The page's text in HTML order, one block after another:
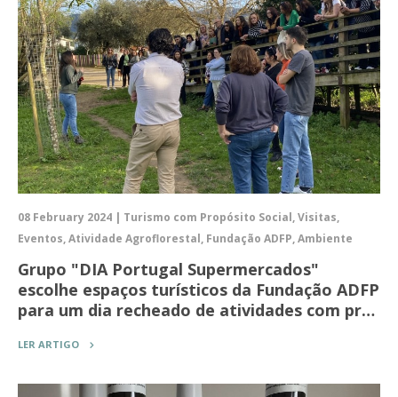
08 February 2024 | Turismo com Propósito Social, Visitas,
Eventos, Atividade Agroflorestal, Fundação ADFP, Ambiente
Grupo "DIA Portugal Supermercados"
escolhe espaços turísticos da Fundação ADFP
para um dia recheado de atividades com pr…
LER ARTIGO